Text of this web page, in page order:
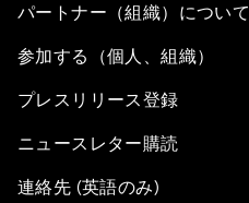
パートナー（組織）について
参加する（個人、組織）
プレスリリース登録
ニュースレター購読
連絡先 (英語のみ)